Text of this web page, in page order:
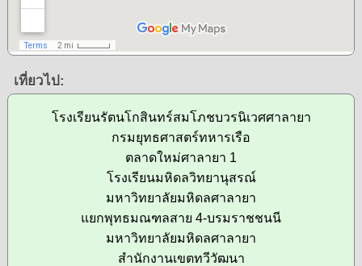
เที่ยวไป:
โรงเรียนรัตนโกสินทร์สมโภชบวรนิเวศศาลายา
กรมยุทธศาสตร์ทหารเรือ
ตลาดใหม่ศาลายา 1
โรงเรียนมหิดลวิทยานุสรณ์
มหาวิทยาลัยมหิดลศาลายา
แยกพุทธมณฑลสาย 4-บรมราชชนนี
มหาวิทยาลัยมหิดลศาลายา
สำนักงานเขตทวีวัฒนา